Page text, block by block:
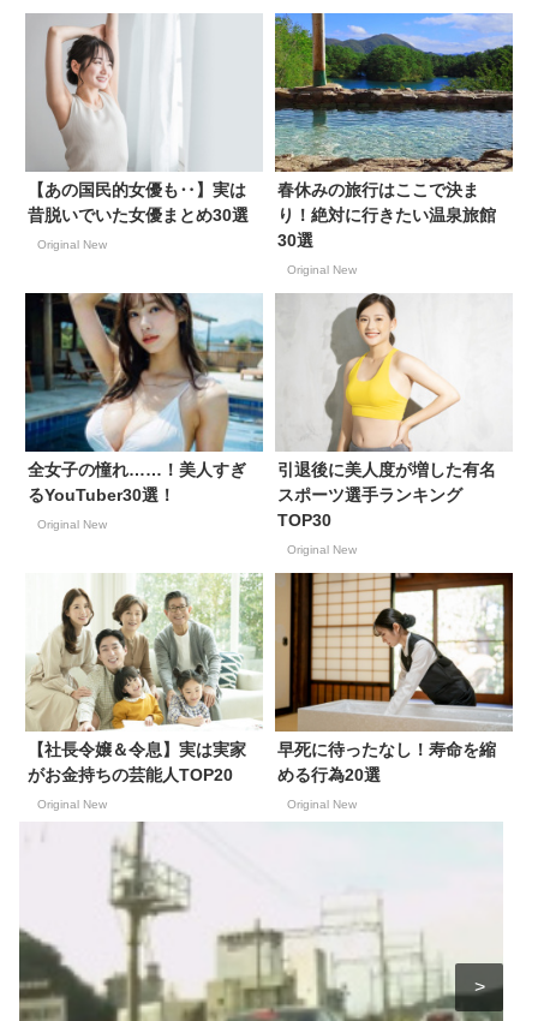
【あの国民的女優も‥】実は
昔脱いでいた女優まとめ30選
Original New
春休みの旅行はここで決ま
り！絶対に行きたい温泉旅館
30選
Original New
全女子の憧れ……！美人すぎ
るYouTuber30選！
Original New
引退後に美人度が増した有名
スポーツ選手ランキング
TOP30
Original New
【社長令嬢＆令息】実は実家
がお金持ちの芸能人TOP20
Original New
早死に待ったなし！寿命を縮
める行為20選
Original New